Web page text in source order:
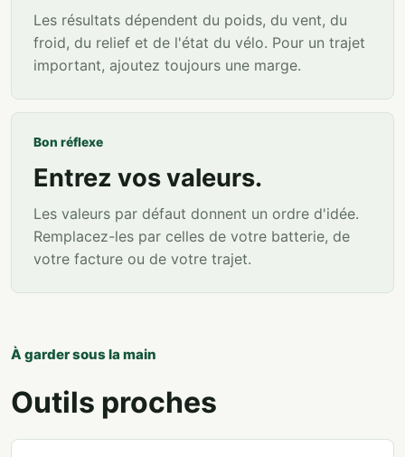
Les résultats dépendent du poids, du vent, du
froid, du relief et de l'état du vélo. Pour un trajet
important, ajoutez toujours une marge.
Bon réflexe
Entrez vos valeurs.
Les valeurs par défaut donnent un ordre d'idée.
Remplacez-les par celles de votre batterie, de
votre facture ou de votre trajet.
À garder sous la main
Outils proches